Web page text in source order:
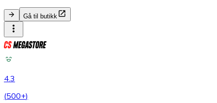
Gå til butikk
4.3
(500+)